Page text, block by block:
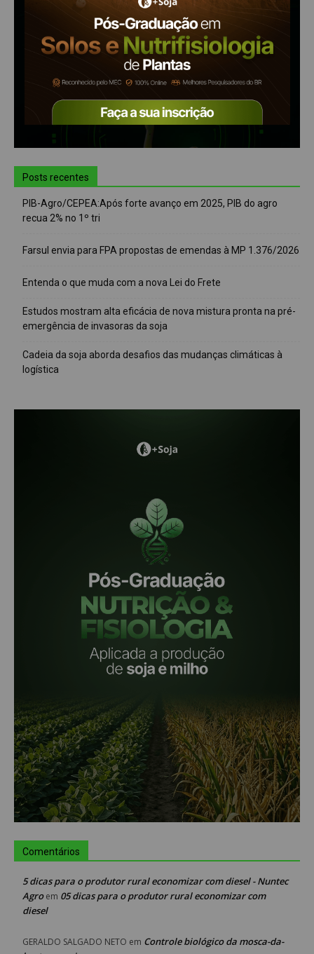
Posts recentes
PIB-Agro/CEPEA:Após forte avanço em 2025, PIB do agro
recua 2% no 1º tri
Farsul envia para FPA propostas de emendas à MP 1.376/2026
Entenda o que muda com a nova Lei do Frete
Estudos mostram alta eficácia de nova mistura pronta na pré-
emergência de invasoras da soja
Cadeia da soja aborda desafios das mudanças climáticas à
logística
Comentários
5 dicas para o produtor rural economizar com diesel - Nuntec
Agroem 05 dicas para o produtor rural economizar com
diesel
GERALDO SALGADO NETO em Controle biológico da mosca-da-